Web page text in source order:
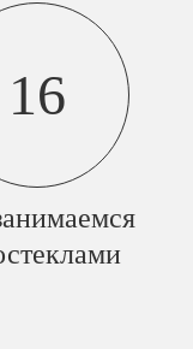
16